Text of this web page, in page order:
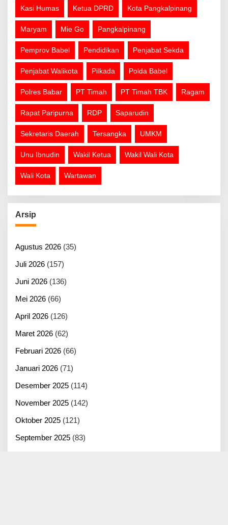
Kasi Humas Ketua DPRD Kota Pangkalpinang
Maryam Mie Go Pangkalpinang
Pemprov Babel Pendidikan Penjabat Sekda
Penjabat Walikota Pilkada Polda Babel
Polres Babar PT Timah PT Timah TBK Ragam
Rapat Paripurna RDP Saparudin
Sekretaris Daerah Tersangka UMKM
Unu Ibnudin Wakil Ketua Wakil Wali Kota
Wali Kota Wartawan
Arsip
Agustus 2026 (35)
Juli 2026 (157)
Juni 2026 (136)
Mei 2026 (66)
April 2026 (126)
Maret 2026 (62)
Februari 2026 (66)
Januari 2026 (71)
Desember 2025 (114)
November 2025 (142)
Oktober 2025 (121)
September 2025 (83)